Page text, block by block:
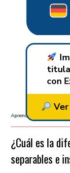
con
Aprender idiomas
¿Cuál es la
separables e